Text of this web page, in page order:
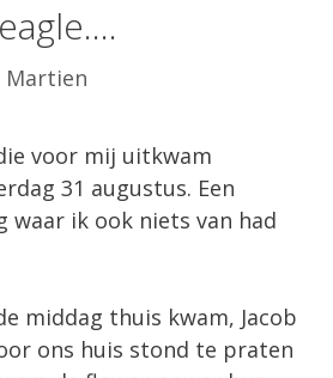
Martien
voor mij uitkwam
31 augustus. Een
waar ik ook niets van had
middag thuis kwam, Jacob
ons huis stond te praten